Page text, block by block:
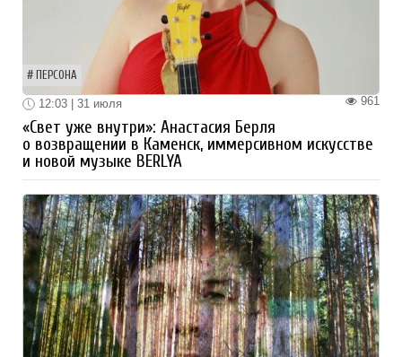
ПЕРСОНА
961
12:03 | 31 июля
«Свет уже внутри»: Анастасия Берля
о возвращении в Каменск, иммерсивном искусстве
и новой музыке BERLYA